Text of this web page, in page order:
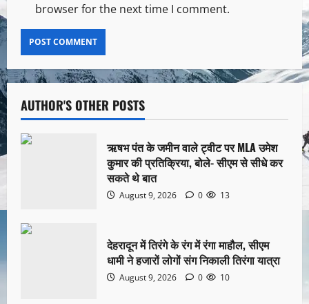
browser for the next time I comment.
AUTHOR'S OTHER POSTS
ऋषभ पंत के जमीन वाले ट्वीट पर MLA उमेश
कुमार की प्रतिक्रिया, बोले- सीएम से सीधे कर
सकते थे बात
August 9, 2026 0 13
देहरादून में तिरंगे के रंग में रंगा माहौल, सीएम
धामी ने हजारों लोगों संग निकाली तिरंगा यात्रा
August 9, 2026 0 10